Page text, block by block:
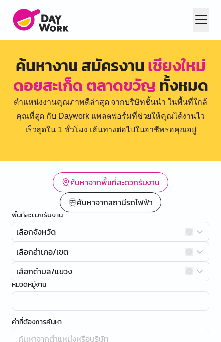
ค้นหางาน สมัครงานเชียงใหม่
ดอยสะเก็ด ตลาดขวัญทั้งหมด
ตำแหน่งงานคุณภาพดีล่าสุด จากบริษัทชั้นนำ ในพื้นที่ใกล้
คุณที่สุด กับ Daywork แพลตฟอร์มที่ช่วยให้คุณได้งานไว
เร็วสุดใน 1 ชั่วโมง เส้นทางต่อไปในอาชีพรอคุณอยู่
ค้นหาจากพื้นที่สะดวกรับงาน
ค้นหาจากสถานีรถไฟฟ้า
พื้นที่สะดวกรับงาน
เลือกจังหวัด
เลือกอำเภอ/เขต
เลือกตำบล/แขวง
หมวดหมู่งาน
คำที่ต้องการค้นหา